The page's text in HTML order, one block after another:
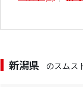
新潟県 のスムス